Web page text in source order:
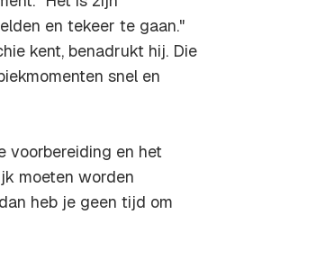
en tekeer te gaan."
kent, benadrukt hij. Die
snel en
voorbereiding en het
moeten worden
heb je geen tijd om